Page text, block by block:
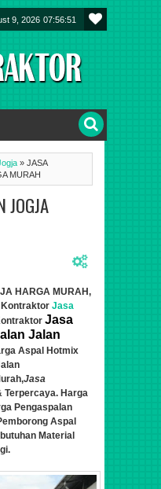
9, 2026 07:56:52
» JASA
MURAH
JOGJA
HARGA MURAH,
Kontraktor Jasa
Jasa
Jalan
Aspal Hotmix
Jasa
Terpercaya. Harga
Pengaspalan
Aspal
Material